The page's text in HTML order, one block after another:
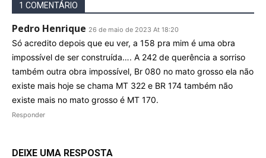
1 COMENTÁRIO
Pedro Henrique 26 de maio de 2023 At 18:20
Só acredito depois que eu ver, a 158 pra mim é uma obra
impossível de ser construída…. A 242 de querência a sorriso
também outra obra impossível, Br 080 no mato grosso ela não
existe mais hoje se chama MT 322 e BR 174 também não
existe mais no mato grosso é MT 170.
Responder
DEIXE UMA RESPOSTA